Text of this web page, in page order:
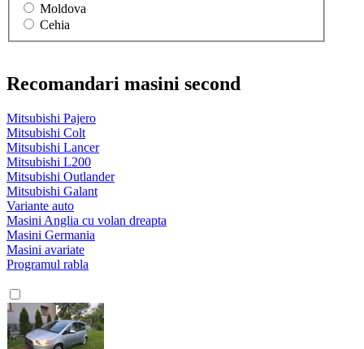
Moldova
Cehia
Recomandari masini second
Mitsubishi Pajero
Mitsubishi Colt
Mitsubishi Lancer
Mitsubishi L200
Mitsubishi Outlander
Mitsubishi Galant
Variante auto
Masini Anglia cu volan dreapta
Masini Germania
Masini avariate
Programul rabla